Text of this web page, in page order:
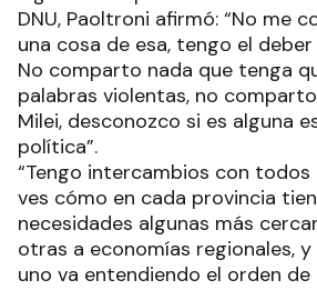
DNU, Paoltroni afirmó: “No me
una cosa de esa, tengo el
No comparto nada que tenga
palabras violentas, no
Milei, desconozco si es alguna
política”.
“Tengo intercambios con
ves cómo en cada provincia
necesidades algunas más
otras a economías regionales,
uno va entendiendo el orden